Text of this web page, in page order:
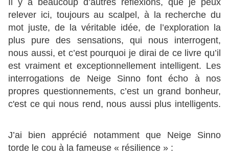
Il y a beaucoup d’autres réflexions, que je peux
relever ici, toujours au scalpel, à la recherche du
mot juste, de la véritable idée, de l’exploration la
plus pure des sensations, qui nous interrogent,
nous aussi, et c’est pourquoi je dirai de ce livre qu’il
est vraiment et exceptionnellement intelligent. Les
interrogations de Neige Sinno font écho à nos
propres questionnements, c’est un grand bonheur,
c'est ce qui nous rend, nous aussi plus intelligents.
J’ai bien apprécié notamment que Neige Sinno
torde le cou à la fameuse « résilience » :